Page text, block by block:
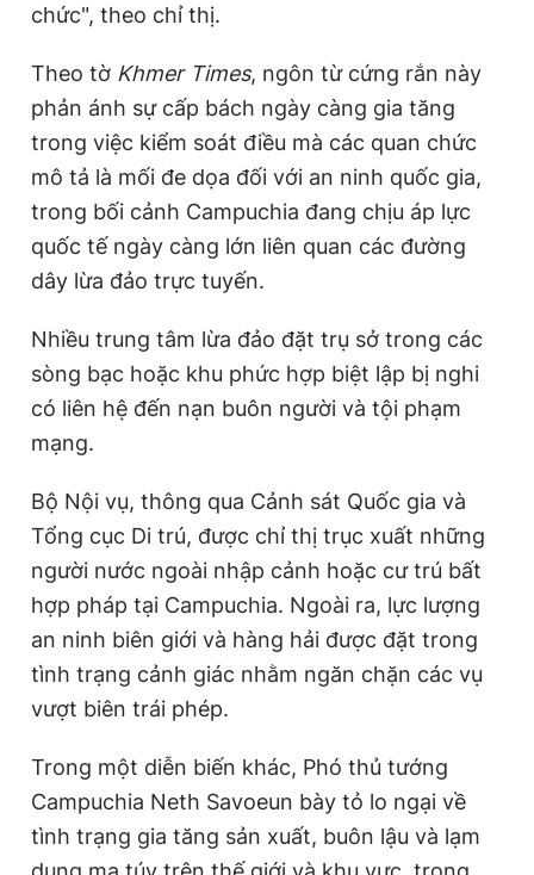
chức", theo chỉ thị.
Theo tờ Khmer Times, ngôn từ cứng rắn này
phản ánh sự cấp bách ngày càng gia tăng
trong việc kiểm soát điều mà các quan chức
mô tả là mối đe dọa đối với an ninh quốc gia,
trong bối cảnh Campuchia đang chịu áp lực
quốc tế ngày càng lớn liên quan các đường
dây lừa đảo trực tuyến.
Nhiều trung tâm lừa đảo đặt trụ sở trong các
sòng bạc hoặc khu phức hợp biệt lập bị nghi
có liên hệ đến nạn buôn người và tội phạm
mạng.
Bộ Nội vụ, thông qua Cảnh sát Quốc gia và
Tổng cục Di trú, được chỉ thị trục xuất những
người nước ngoài nhập cảnh hoặc cư trú bất
hợp pháp tại Campuchia. Ngoài ra, lực lượng
an ninh biên giới và hàng hải được đặt trong
tình trạng cảnh giác nhằm ngăn chặn các vụ
vượt biên trái phép.
Trong một diễn biến khác, Phó thủ tướng
Campuchia Neth Savoeun bày tỏ lo ngại về
tình trạng gia tăng sản xuất, buôn lậu và lạm